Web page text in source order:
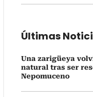
Últimas
Una zarigüeya
natural tras ser
Nepomuceno